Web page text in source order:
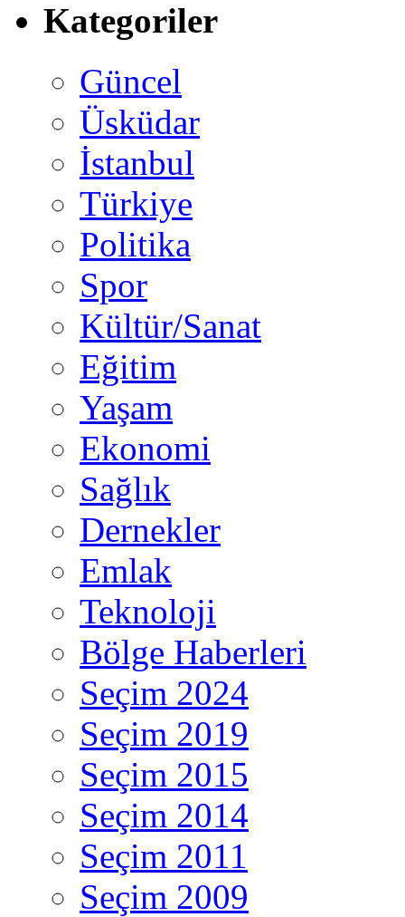
Kategoriler
Güncel
Üsküdar
İstanbul
Türkiye
Politika
Spor
Kültür/Sanat
Eğitim
Yaşam
Ekonomi
Sağlık
Dernekler
Emlak
Teknoloji
Bölge Haberleri
Seçim 2024
Seçim 2019
Seçim 2015
Seçim 2014
Seçim 2011
Seçim 2009